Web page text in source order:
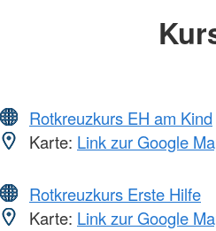
Rotkreuzkurs EH am Kind
Karte: Link zur Google
Rotkreuzkurs Erste Hilfe
Karte: Link zur Google